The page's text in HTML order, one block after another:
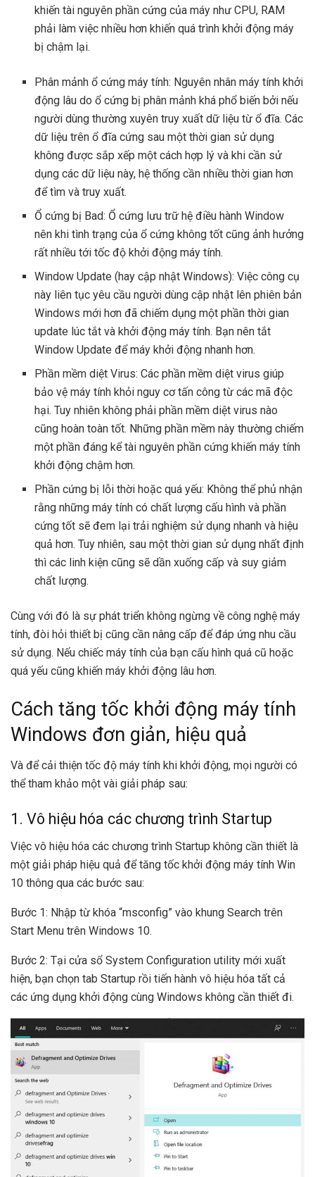
khiến tài nguyên phần cứng của máy như CPU, RAM
phải làm việc nhiều hơn khiến quá trình khởi động máy
bị chậm lại.
Phân mảnh ổ cứng máy tính: Nguyên nhân máy tính khởi
động lâu do ổ cứng bị phân mảnh khá phổ biến bởi nếu
người dùng thường xuyên truy xuất dữ liệu từ ổ đĩa. Các
dữ liệu trên ổ đĩa cứng sau một thời gian sử dụng
không được sắp xếp một cách hợp lý và khi cần sử
dụng các dữ liệu này, hệ thống cần nhiều thời gian hơn
để tìm và truy xuất.
Ổ cứng bị Bad: Ổ cứng lưu trữ hệ điều hành Window
nên khi tình trạng của ổ cứng không tốt cũng ảnh hưởng
rất nhiều tới tốc độ khởi động máy tính.
Window Update (hay cập nhật Windows): Việc công cụ
này liên tục yêu cầu người dùng cập nhật lên phiên bản
Windows mới hơn đã chiếm dụng một phần thời gian
update lúc tắt và khởi động máy tính. Bạn nên tắt
Window Update để máy khởi động nhanh hơn.
Phần mềm diệt Virus: Cácphần mềm diệt virus giúp
bảo vệ máy tính khỏi nguy cơ tấn công từ các mã độc
hại. Tuy nhiên không phải phần mềm diệt virus nào
cũng hoàn toàn tốt. Những phần mềm này thường chiếm
một phần đáng kể tài nguyên phần cứng khiến máy tính
khởi động chậm hơn.
Phần cứng bị lỗi thời hoặc quá yếu: Không thể phủ nhận
rằng những máy tính có chất lượng cấu hình và phần
cứng tốt sẽ đem lại trải nghiệm sử dụng nhanh và hiệu
quả hơn. Tuy nhiên, sau một thời gian sử dụng nhất định
thì các linh kiện cũng sẽ dần xuống cấp và suy giảm
chất lượng.
Cùng với đó là sự phát triển không ngừng về công nghệ máy
tính, đòi hỏi thiết bị cũng cần nâng cấp để đáp ứng nhu cầu
sử dụng. Nếu chiếc máy tính của bạn cấu hình quá cũ hoặc
quá yếu cũng khiến máy khởi động lâu hơn.
Cách tăng tốc khởi động máy tính
Windows đơn giản, hiệu quả
Và để cải thiện tốc độ máy tính khi khởi động, mọi người có
thể tham khảo một vài giải pháp sau:
1. Vô hiệu hóa các chương trình Startup
Việc vô hiệu hóa các chương trình Startup không cần thiết là
một giải pháp hiệu quả để tăng tốc khởi động máy tính Win
10 thông qua các bước sau:
Bước 1: Nhập từ khóa “msconfig” vào khung Search trên
Start Menu trên Windows 10.
Bước 2: Tại cửa sổ System Configuration utility mới xuất
hiện, bạn chọn tab Startup rồi tiến hành vô hiệu hóa tất cả
các ứng dụng khởi động cùng Windows không cần thiết đi.